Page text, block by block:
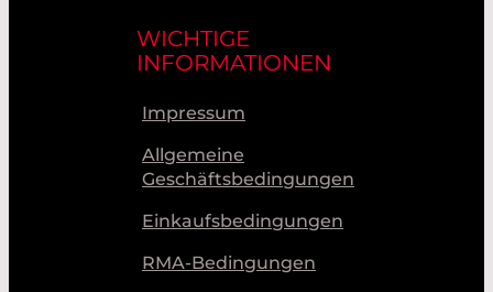
WICHTIGE
INFORMATIONEN
Impressum
Allgemeine
Geschäftsbedingungen
Einkaufsbedingungen
RMA-Bedingungen